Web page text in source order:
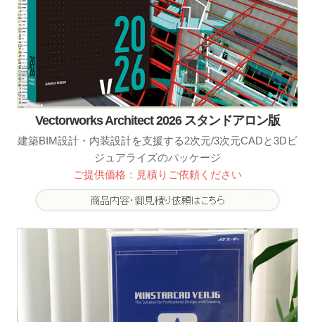
Vectorworks Architect 2026 スタンドアロン版
建築BIM設計・内装設計を支援する2次元/3次元CADと3Dビ
ジュアライズのパッケージ
ご提供価格：見積りご依頼ください